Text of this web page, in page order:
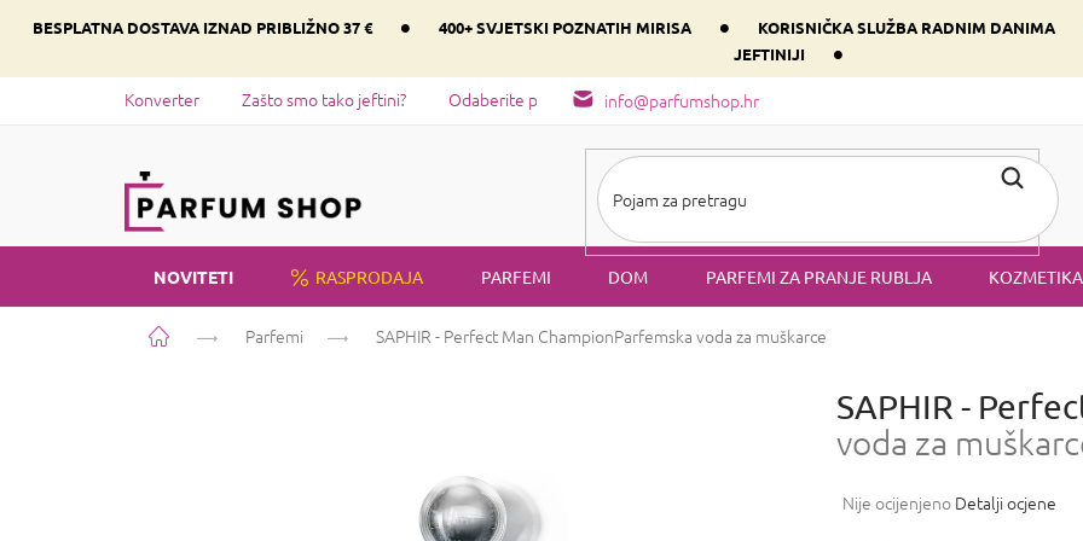
BESPLATNA DOSTAVA IZNAD PRIBLIŽNO 37 € • 400+ SVJETSKI POZNATIH MIRISA • KORISNIČKA SLUŽBA RADNIM DANIMA
JEFTINIJI
•
info@parfumshop.hr
Konverter Zašto smo tako jeftini? Odaberite parfem svog srca prema dominantnoj komponenti
NOVITETI RASPRODAJA PARFEMI DOM PARFEMI ZA PRANJE RUBLJA KOZMETIKA
Početna Parfemi SAPHIR - Perfect Man ChampionParfemska voda za muškarce
SAPHIR -
voda za
Prosječna
Nije ocijenjeno Detalji ocjene